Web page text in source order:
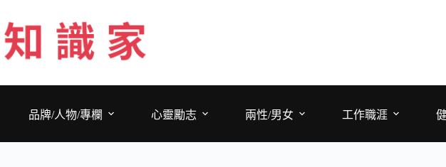
至
主
要
品牌/人物/專欄
心靈勵志 兩性/男女 工作職涯